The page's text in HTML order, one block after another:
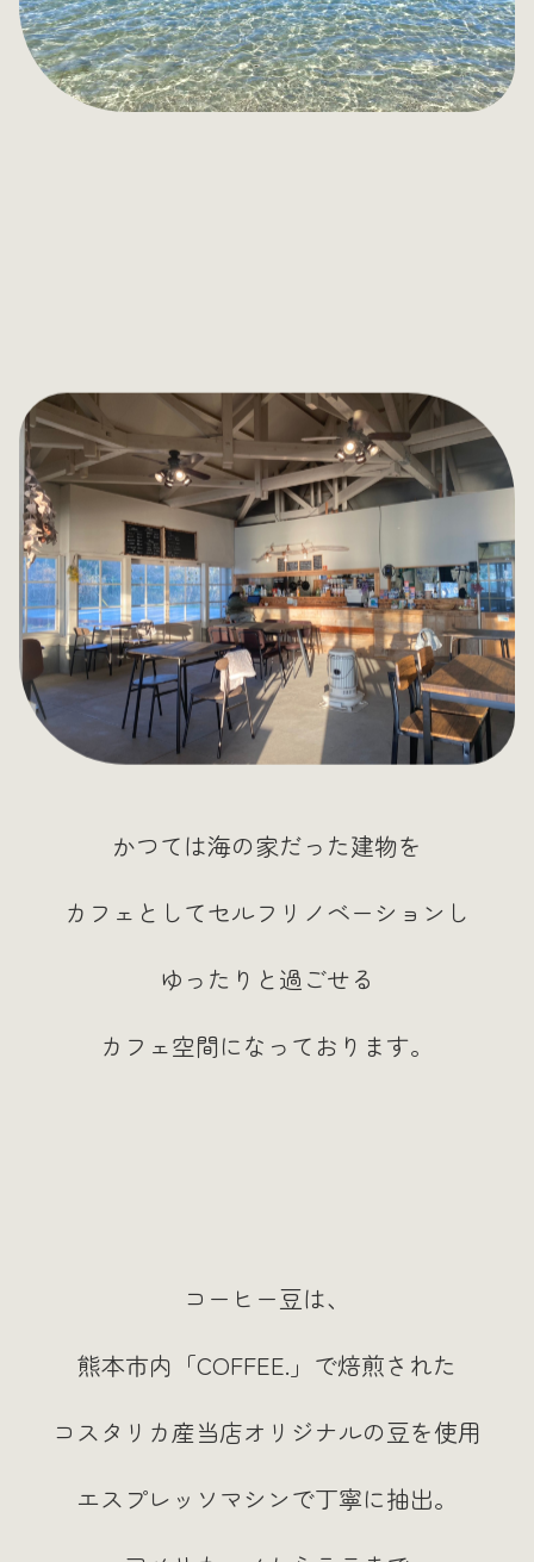
かつては海の家だった建物を
カフェとしてセルフリノベーションし
ゆったりと過ごせる
カフェ空間になっております。
コーヒー豆は、
熊本市内「COFFEE.」で焙煎された
コスタリカ産当店オリジナルの豆を使用
エスプレッソマシンで丁寧に抽出。